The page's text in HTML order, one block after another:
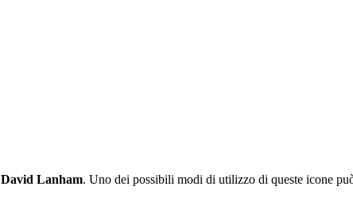
David Lanham. Uno dei possibili modi di utilizzo di queste icone